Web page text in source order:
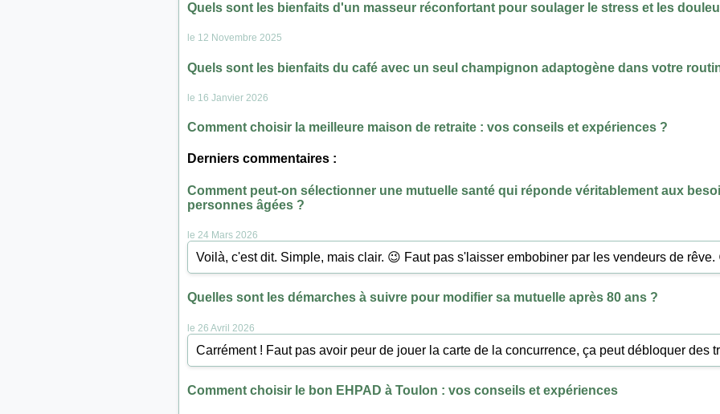
Quels sont les bienfaits d'un masseur réconfortant pour soulager le stress et les
le 12 Novembre 2025
Quels sont les bienfaits du café avec un seul champignon adaptogène dans votre
le 16 Janvier 2026
Comment choisir la meilleure maison de retraite : vos conseils et expériences ?
Derniers commentaires :
Comment peut-on sélectionner une mutuelle santé qui réponde véritablement aux
personnes âgées ?
le 24 Mars 2026
Voilà, c'est dit. Simple, mais clair. 😉 Faut pas s'laisser embobiner par les vendeurs de rêve.
Quelles sont les démarches à suivre pour modifier sa mutuelle après 80 ans ?
le 26 Avril 2026
Carrément ! Faut pas avoir peur de jouer la carte de la concurrence, ça peut débloquer des
Comment choisir le bon EHPAD à Toulon : vos conseils et expériences